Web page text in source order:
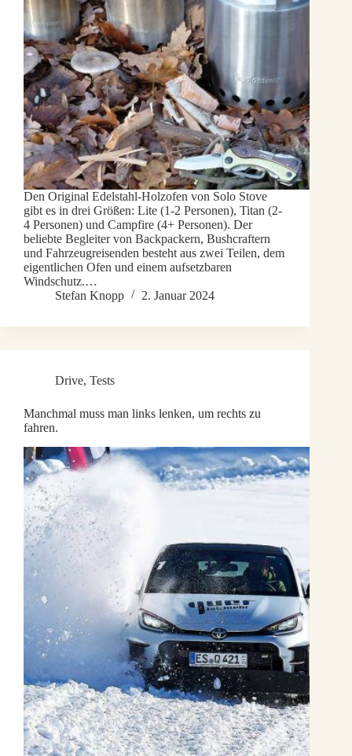
Den Original Edelstahl-Holzofen von Solo Stove
gibt es in drei Größen: Lite (1-2 Personen), Titan (2-
4 Personen) und Campfire (4+ Personen). Der
beliebte Begleiter von Backpackern, Bushcraftern
und Fahrzeugreisenden besteht aus zwei Teilen, dem
eigentlichen Ofen und einem aufsetzbaren
Windschutz.…
Stefan Knopp
2. Januar 2024
Drive, Tests
Manchmal muss man links lenken, um rechts zu
fahren.